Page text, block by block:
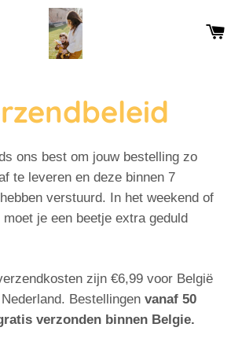
ons best om jouw bestelling zo
te leveren en deze binnen 7
verstuurd. In het weekend of
je een beetje extra geduld
zijn €6,99 voor België
Bestellingen vanaf 50
verzonden binnen Belgie.